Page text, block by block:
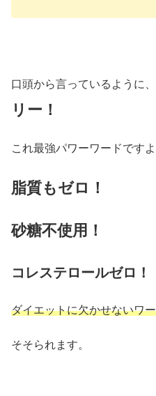
口頭から言っているように
リー！
これ最強パワーワードですよ
脂質もゼロ！
砂糖不使用！
コレステロールゼロ！
ダイエットに欠かせないワ
そそられます。